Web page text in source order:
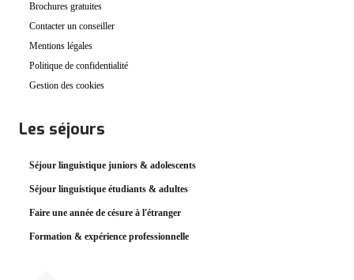
Brochures gratuites
Contacter un conseiller
Mentions légales
Politique de confidentialité
Gestion des cookies
Les séjours
Séjour linguistique juniors & adolescents
Séjour linguistique étudiants & adultes
Faire une année de césure à l'étranger
Formation & expérience professionnelle